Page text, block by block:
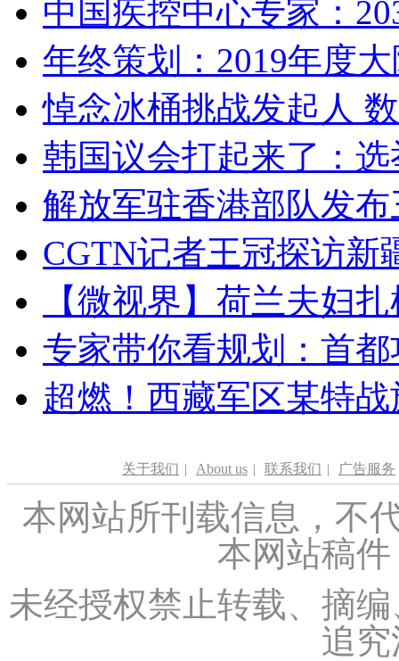
中国疾控中心专家：
年终策划：2019年度
悼念冰桶挑战发起人
韩国议会打起来了：
解放军驻香港部队发
CGTN记者王冠探访新
【微视界】荷兰夫妇
专家带你看规划：首
超燃！西藏军区某特
关于我们 | About us | 联系我们 | 广告服务
本网站所刊载信息，不
本网站稿
未经授权禁止转载、摘
追